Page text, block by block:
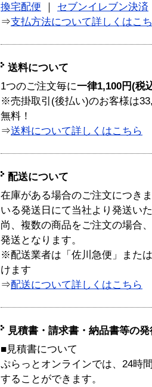
換宅配便 ｜ セブンイレブン決済
⇒支払方法について詳しくはこ
送料について
1つのご注文毎に一律1,100円(税
※売掛取引(後払い)のお客様は
無料！
⇒送料について詳しくはこちら
配送について
在庫がある場合のご注文につき
いる発送日にて当社より発送い
尚、複数の商品をご注文の場合
発送となります。
※配送業者は「佐川急便」また
けます
⇒配送について詳しくはこちら
見積書・請求書・納品書等の
■見積書について
ぷらっとオンラインでは、24時
することができます。